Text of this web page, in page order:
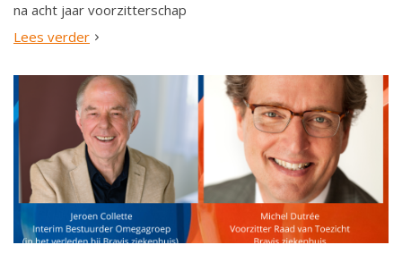
na acht jaar voorzitterschap
Lees verder